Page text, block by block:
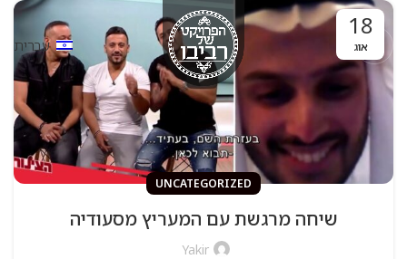
עברית
18
אוג
UNCATEGORIZED
שיחה מרגשת עם המעריץ מסעודיה
Yakir